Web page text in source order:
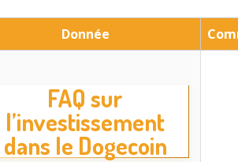
Donnée
FAQ sur
l’investissement
dans le Dogecoin